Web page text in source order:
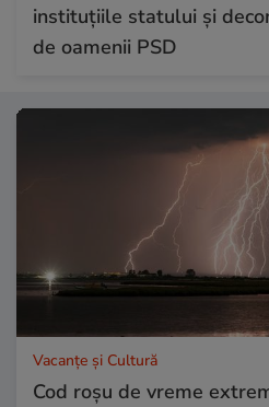
instituțiile statului și
de oamenii PSD
Vacanțe și Cultură
Cod roșu de vreme